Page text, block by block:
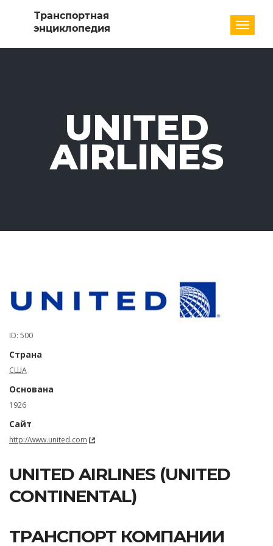
UNITED
AIRLINES
ID: 500
Страна
США
Основана
1926
Сайт
http://www.united.com
UNITED AIRLINES (UNITED
CONTINENTAL)
ТРАНСПОРТ КОМПАНИИ